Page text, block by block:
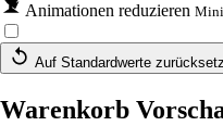
Animationen reduzieren
Auf Standardwerte
Warenkorb